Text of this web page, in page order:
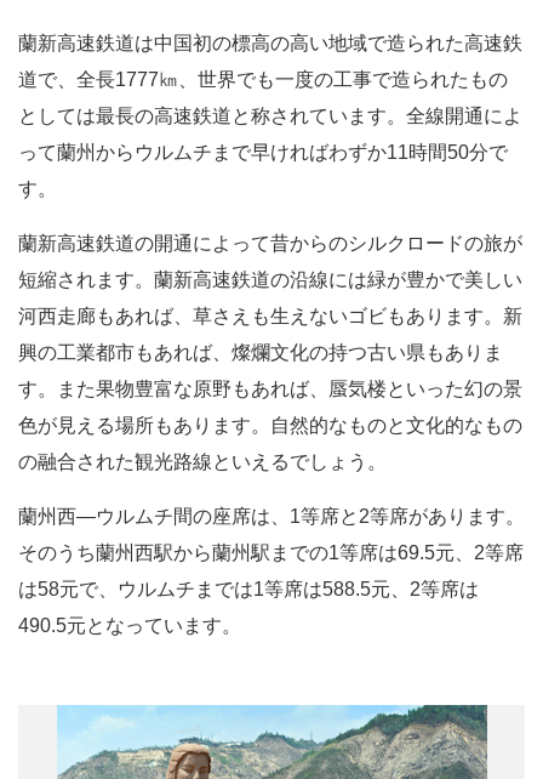
蘭新高速鉄道は中国初の標高の高い地域で造られた高速鉄
道で、全長1777㎞、世界でも一度の工事で造られたもの
としては最長の高速鉄道と称されています。全線開通によ
って蘭州からウルムチまで早ければわずか11時間50分で
す。
蘭新高速鉄道の開通によって昔からのシルクロードの旅が
短縮されます。蘭新高速鉄道の沿線には緑が豊かで美しい
河西走廊もあれば、草さえも生えないゴビもあります。新
興の工業都市もあれば、燦爛文化の持つ古い県もありま
す。また果物豊富な原野もあれば、蜃気楼といった幻の景
色が見える場所もあります。自然的なものと文化的なもの
の融合された観光路線といえるでしょう。
蘭州西―ウルムチ間の座席は、1等席と2等席があります。
そのうち蘭州西駅から蘭州駅までの1等席は69.5元、2等席
は58元で、ウルムチまでは1等席は588.5元、2等席は
490.5元となっています。